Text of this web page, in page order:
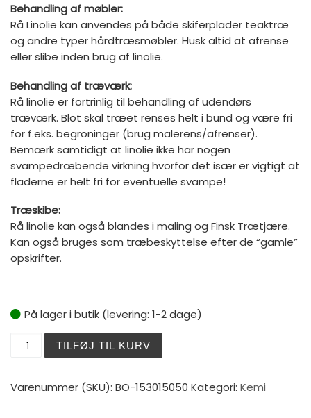
Behandling af møbler:
Rå Linolie kan anvendes på både skiferplader teaktræ
og andre typer hårdtræsmøbler. Husk altid at afrense
eller slibe inden brug af linolie.
Behandling af træværk:
Rå linolie er fortrinlig til behandling af udendørs
træværk. Blot skal træet renses helt i bund og være fri
for f.eks. begroninger (brug malerens/afrenser).
Bemærk samtidigt at linolie ikke har nogen
svampedræbende virkning hvorfor det især er vigtigt at
fladerne er helt fri for eventuelle svampe!
Træskibe:
Rå linolie kan også blandes i maling og Finsk Trætjære.
Kan også bruges som træbeskyttelse efter de “gamle”
opskrifter.
På lager i butik (levering: 1-2 dage)
TILFØJ TIL KURV
Varenummer (SKU): BO-153015050 Kategori: Kemi